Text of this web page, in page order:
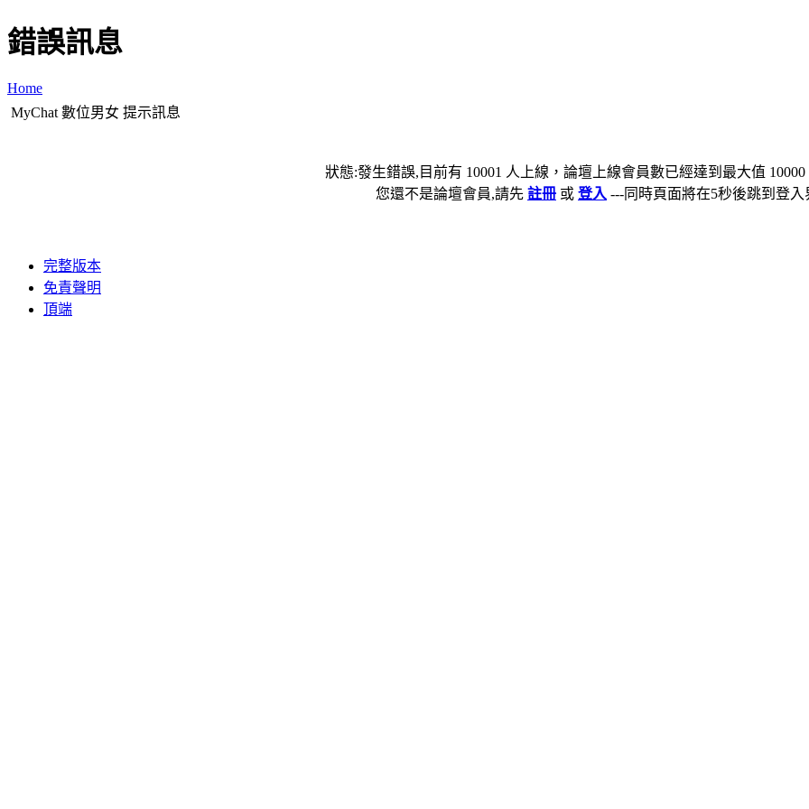
錯誤訊息
Home
MyChat 數位男女 提示訊息
狀態:發生錯誤,目前有 10001 人上線，論壇上線會員數已經達到最大值
您還不是論壇會員,請先 註冊 或 登入 ---同時頁面將在5秒後跳到登入
完整版本
免責聲明
頂端